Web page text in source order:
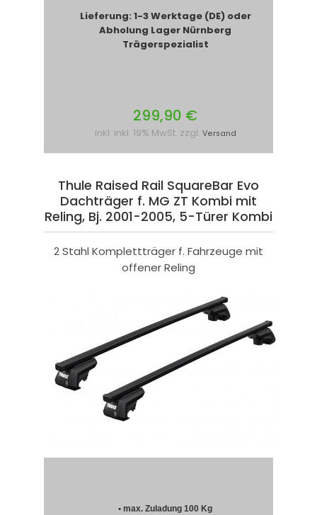
Lieferung: 1-3 Werktage (DE) oder
Abholung Lager Nürnberg
Trägerspezialist
299,90 €
inkl. inkl. 19% MwSt. zzgl. Versand
Thule Raised Rail SquareBar Evo
Dachträger f. MG ZT Kombi mit
Reling, Bj. 2001-2005, 5-Türer Kombi
2 Stahl Komplettträger f. Fahrzeuge mit
offener Reling
• max. Zuladung 100 Kg